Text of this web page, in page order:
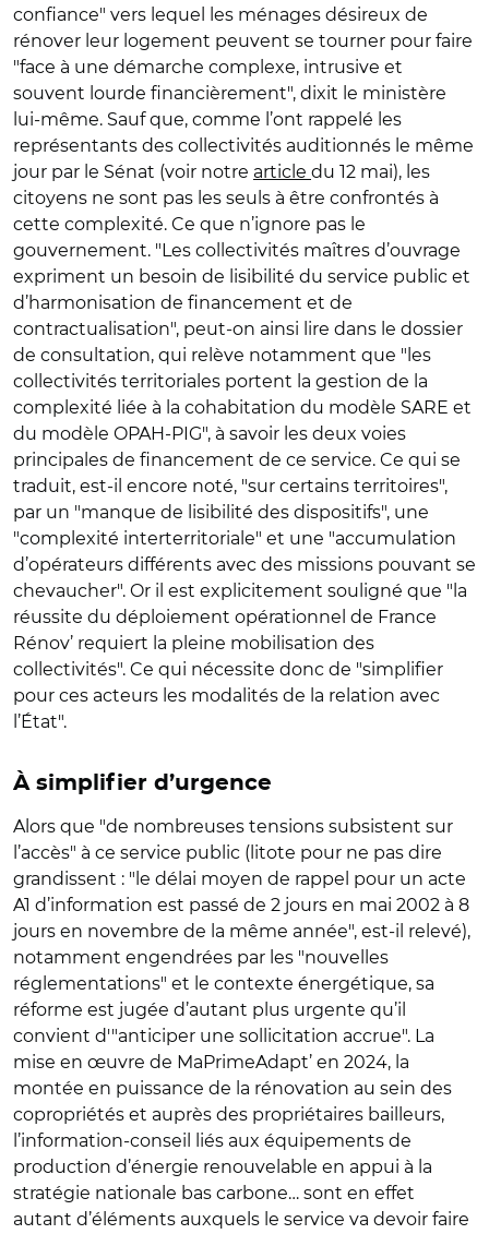
confiance" vers lequel les ménages désireux de
rénover leur logement peuvent se tourner pour faire
"face à une démarche complexe, intrusive et
souvent lourde financièrement", dixit le ministère
lui-même. Sauf que, comme l’ont rappelé les
représentants des collectivités auditionnés le même
jour par le Sénat (voir notre article du 12 mai), les
citoyens ne sont pas les seuls à être confrontés à
cette complexité. Ce que n’ignore pas le
gouvernement. "Les collectivités maîtres d’ouvrage
expriment un besoin de lisibilité du service public et
d’harmonisation de financement et de
contractualisation", peut-on ainsi lire dans le dossier
de consultation, qui relève notamment que "les
collectivités territoriales portent la gestion de la
complexité liée à la cohabitation du modèle SARE et
du modèle OPAH-PIG", à savoir les deux voies
principales de financement de ce service. Ce qui se
traduit, est-il encore noté, "sur certains territoires",
par un "manque de lisibilité des dispositifs", une
"complexité interterritoriale" et une "accumulation
d’opérateurs différents avec des missions pouvant se
chevaucher". Or il est explicitement souligné que "la
réussite du déploiement opérationnel de France
Rénov’ requiert la pleine mobilisation des
collectivités". Ce qui nécessite donc de "simplifier
pour ces acteurs les modalités de la relation avec
l’État".
À simplifier d’urgence
Alors que "de nombreuses tensions subsistent sur
l’accès" à ce service public (litote pour ne pas dire
grandissent : "le délai moyen de rappel pour un acte
A1 d’information est passé de 2 jours en mai 2002 à 8
jours en novembre de la même année", est-il relevé),
notamment engendrées par les "nouvelles
réglementations" et le contexte énergétique, sa
réforme est jugée d’autant plus urgente qu’il
convient d'"anticiper une sollicitation accrue". La
mise en œuvre de MaPrimeAdapt’ en 2024, la
montée en puissance de la rénovation au sein des
copropriétés et auprès des propriétaires bailleurs,
l’information-conseil liés aux équipements de
production d’énergie renouvelable en appui à la
stratégie nationale bas carbone… sont en effet
autant d’éléments auxquels le service va devoir faire